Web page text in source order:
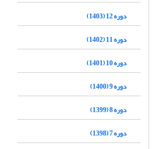
دوره 12 (1403)
دوره 11 (1402)
دوره 10 (1401)
دوره 9 (1400)
دوره 8 (1399)
دوره 7 (1398)